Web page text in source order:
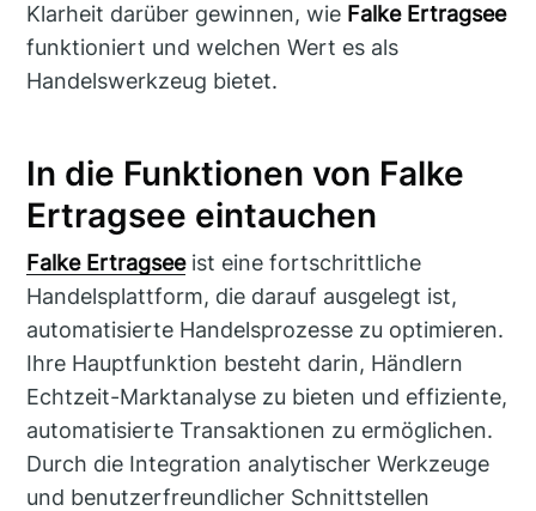
Klarheit darüber gewinnen, wie Falke Ertragsee
funktioniert und welchen Wert es als
Handelswerkzeug bietet.
In die Funktionen von Falke
Ertragsee eintauchen
Falke Ertragseeist eine fortschrittliche
Handelsplattform, die darauf ausgelegt ist,
automatisierte Handelsprozesse zu optimieren.
Ihre Hauptfunktion besteht darin, Händlern
Echtzeit-Marktanalyse zu bieten und effiziente,
automatisierte Transaktionen zu ermöglichen.
Durch die Integration analytischer Werkzeuge
und benutzerfreundlicher Schnittstellen